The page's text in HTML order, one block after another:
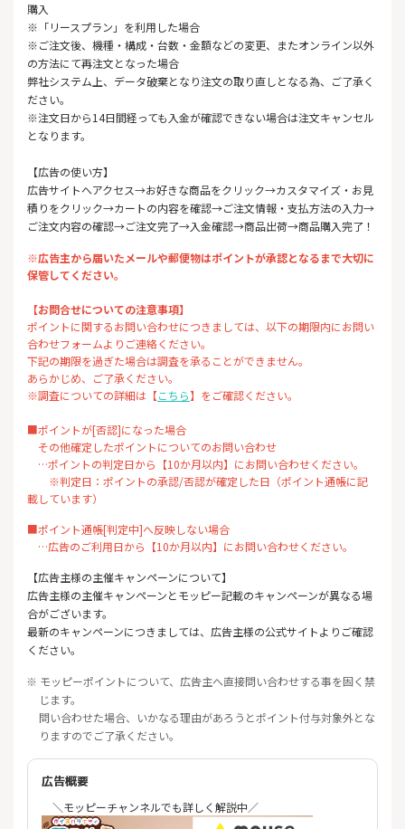
購入
※「リースプラン」を利用した場合
※ご注文後、機種・構成・台数・金額などの変更、またオンライン以外
の方法にて再注文となった場合
弊社システム上、データ破棄となり注文の取り直しとなる為、ご了承く
ださい。
※注文日から14日間経っても入金が確認できない場合は注文キャンセル
となります。
【広告の使い方】
広告サイトへアクセス→お好きな商品をクリック→カスタマイズ・お見
積りをクリック→カートの内容を確認→ご注文情報・支払方法の入力→
ご注文内容の確認→ご注文完了→入金確認→商品出荷→商品購入完了！
※広告主から届いたメールや郵便物はポイントが承認となるまで大切に
保管してください。
【お問合せについての注意事項】
ポイントに関するお問い合わせにつきましては、以下の期限内にお問い
合わせフォームよりご連絡ください。
下記の期限を過ぎた場合は調査を承ることができません。
あらかじめ、ご了承ください。
※調査についての詳細は【こちら】をご確認ください。
■ポイントが[否認]になった場合
その他確定したポイントについてのお問い合わせ
…ポイントの判定日から【10か月以内】にお問い合わせください。
※判定日：ポイントの承認/否認が確定した日（ポイント通帳に記
載しています）
■ポイント通帳[判定中]へ反映しない場合
…広告のご利用日から【10か月以内】にお問い合わせください。
【広告主様の主催キャンペーンについて】
広告主様の主催キャンペーンとモッピー記載のキャンペーンが異なる場
合がございます。
最新のキャンペーンにつきましては、広告主様の公式サイトよりご確認
ください。
※ モッピーポイントについて、広告主へ直接問い合わせする事を固く禁
じます。
問い合わせた場合、いかなる理由があろうとポイント付与対象外とな
りますのでご了承ください。
広告概要
＼モッピーチャンネルでも詳しく解説中／